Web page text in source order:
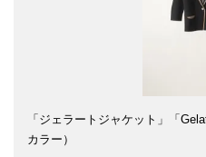
「ジェラートジャケット」「
カラー）